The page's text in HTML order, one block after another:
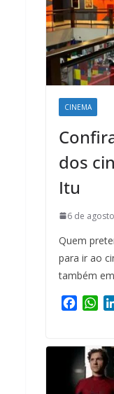
CINEMA
dos
Itu
6 de
Quem
para ir ao
também
e
b
o
W
t
s
A